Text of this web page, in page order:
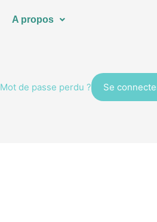
A propos
Mot de passe perdu ?